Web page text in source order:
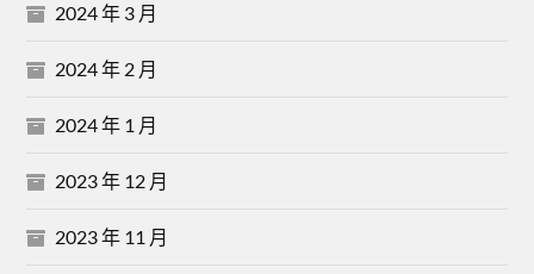
2024 年 3 月
2024 年 2 月
2024 年 1 月
2023 年 12 月
2023 年 11 月